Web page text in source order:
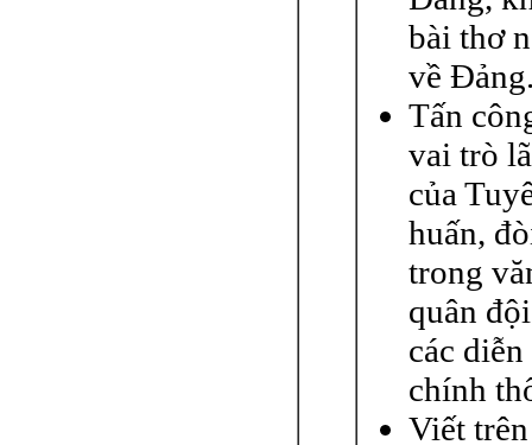
bài thơ
về
Tấn
vai trò
của
huấn,
trong
quân
các diễn
chính
Viết